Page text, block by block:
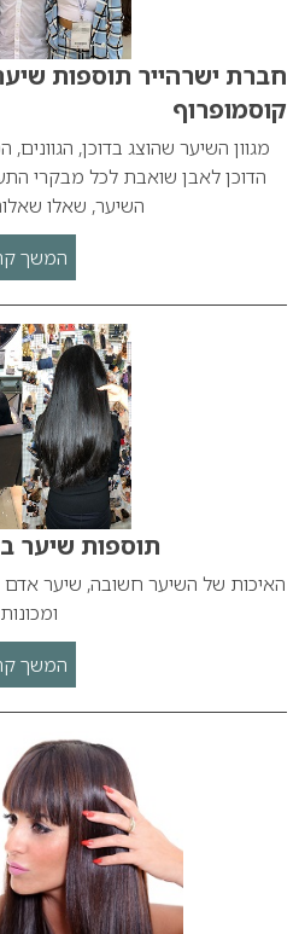
חברת ישרהייר תוספות
קוסמופרוף
מגוון השיער שהוצג בדוכן,
הדוכן לאבן שואבת לכל מבקרי
השיער, שאלו
המשך
תוספות שיער
האיכות של השיער חשובה, שיער אדם
ומכונות
המשך